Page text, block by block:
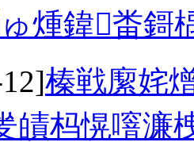
煄鍏畨鎶
榛戦緳姹
皟杩愰噾濂